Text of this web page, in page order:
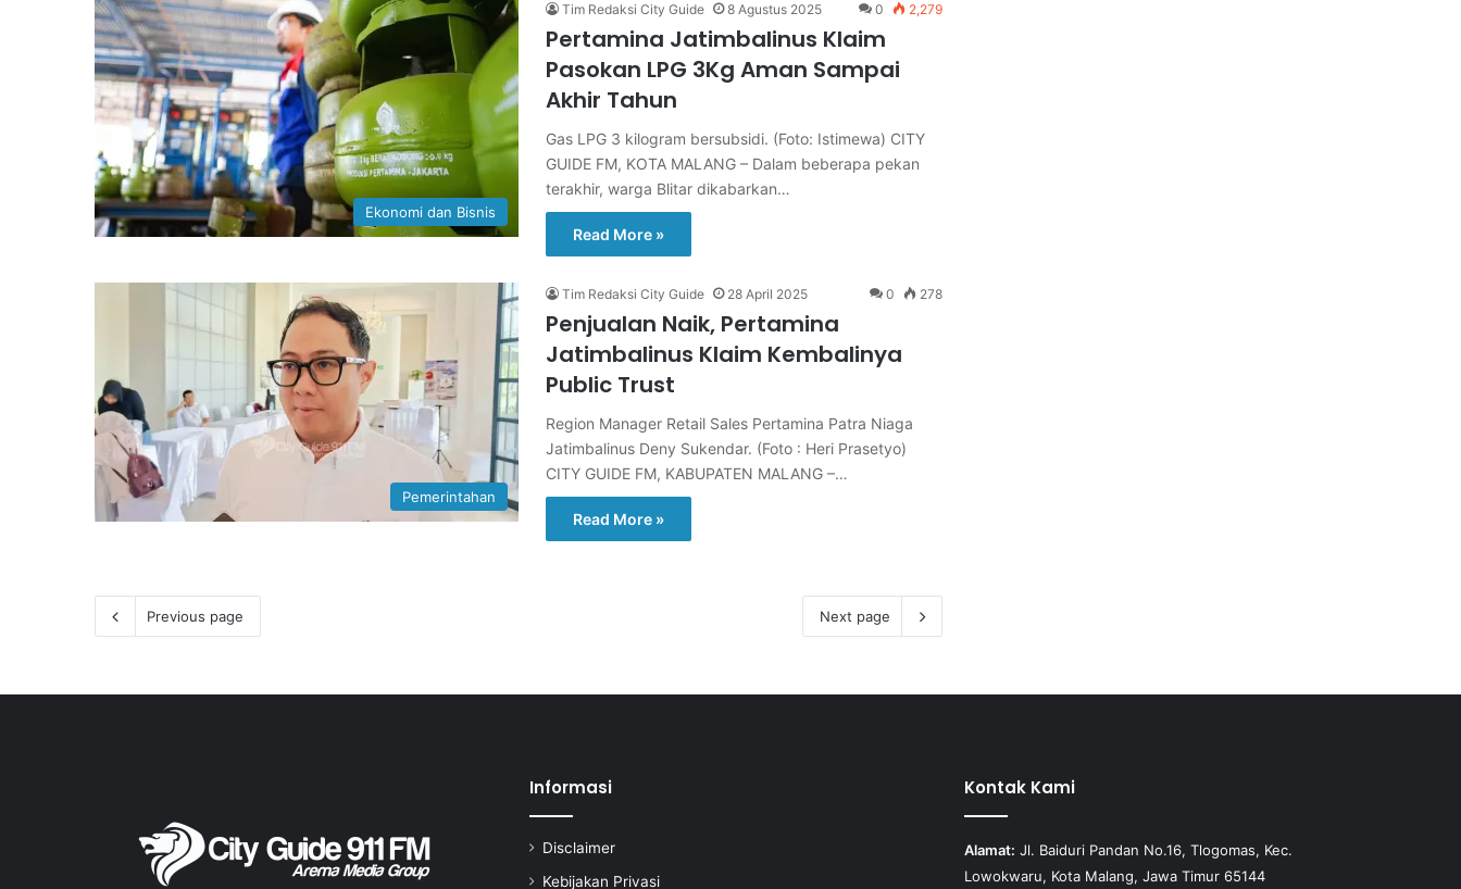
Ekonomi dan Bisnis
Tim Redaksi City Guide 8 Agustus 2025 0 2,279
Pertamina Jatimbalinus Klaim
Pasokan LPG 3Kg Aman Sampai
Akhir Tahun
Gas LPG 3 kilogram bersubsidi. (Foto: Istimewa) CITY
GUIDE FM, KOTA MALANG – Dalam beberapa pekan
terakhir, warga Blitar dikabarkan…
Read More »
Pemerintahan
Tim Redaksi City Guide 28 April 2025 0 278
Penjualan Naik, Pertamina
Jatimbalinus Klaim Kembalinya
Public Trust
Region Manager Retail Sales Pertamina Patra Niaga
Jatimbalinus Deny Sukendar. (Foto : Heri Prasetyo)
CITY GUIDE FM, KABUPATEN MALANG –…
Read More »
Previous page Next page
Informasi
Disclaimer
Kebijakan Privasi
Kontak Kami
Alamat: Jl. Baiduri Pandan No.16, Tlogomas, Kec.
Lowokwaru, Kota Malang, Jawa Timur 65144